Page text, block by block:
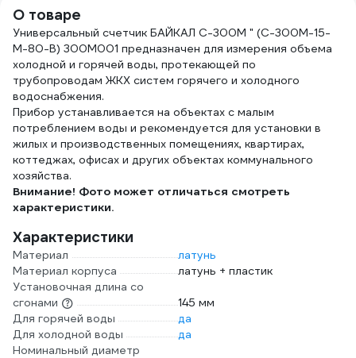
(2 шт.) MP
ИС.071229
О товаре
Универсальный счетчик БАЙКАЛ С-300M " (С-300M-15-
М-80-В) 300M001 предназначен для измерения объема
холодной и горячей воды, протекающей по
трубопроводам ЖКХ систем горячего и холодного
водоснабжения.
Прибор устанавливается на объектах с малым
потреблением воды и рекомендуется для установки в
жилых и производственных помещениях, квартирах,
коттеджах, офисах и других объектах коммунального
хозяйства.
Внимание! Фото может отличаться смотреть
характеристики.
Характеристики
Материал
латунь
Материал корпуса
латунь + пластик
Установочная длина со
сгонами
145 мм
Для горячей воды
да
Для холодной воды
да
Номинальный диаметр